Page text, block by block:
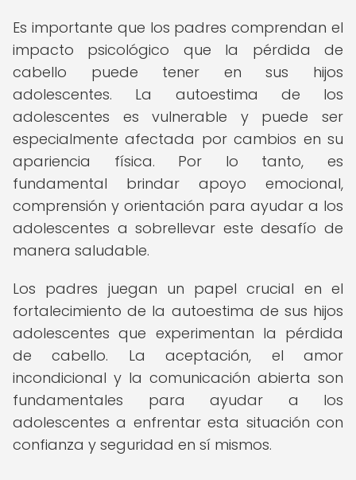
Es importante que los padres comprendan el
impacto psicológico que la pérdida de
cabello puede tener en sus hijos
adolescentes. La autoestima de los
adolescentes es vulnerable y puede ser
especialmente afectada por cambios en su
apariencia física. Por lo tanto, es
fundamental brindar apoyo emocional,
comprensión y orientación para ayudar a los
adolescentes a sobrellevar este desafío de
manera saludable.
Los padres juegan un papel crucial en el
fortalecimiento de la autoestima de sus hijos
adolescentes que experimentan la pérdida
de cabello. La aceptación, el amor
incondicional y la comunicación abierta son
fundamentales para ayudar a los
adolescentes a enfrentar esta situación con
confianza y seguridad en sí mismos.